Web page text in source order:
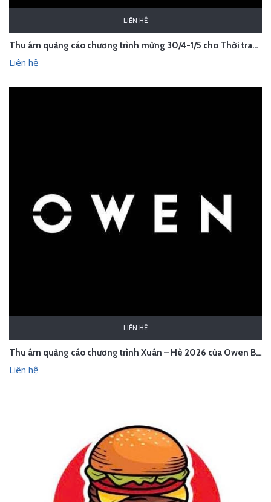
LIÊN HỆ
Thu âm quảng cáo chương trình mừng 30/4-1/5 cho Thời trang Owen
Liên hệ
LIÊN HỆ
Thu âm quảng cáo chương trình Xuân – Hè 2026 của Owen Bắc Giang
Liên hệ